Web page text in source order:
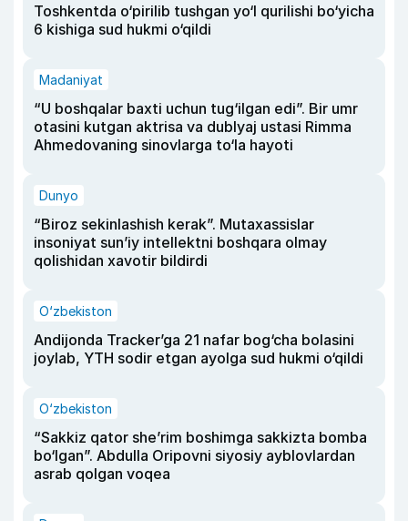
Toshkentda o‘pirilib tushgan yo‘l qurilishi bo‘yicha
6 kishiga sud hukmi o‘qildi
Madaniyat
“U boshqalar baxti uchun tug‘ilgan edi”. Bir umr
otasini kutgan aktrisa va dublyaj ustasi Rimma
Ahmedovaning sinovlarga to‘la hayoti
Dunyo
“Biroz sekinlashish kerak”. Mutaxassislar
insoniyat sun’iy intellektni boshqara olmay
qolishidan xavotir bildirdi
O‘zbekiston
Andijonda Tracker’ga 21 nafar bog‘cha bolasini
joylab, YTH sodir etgan ayolga sud hukmi o‘qildi
O‘zbekiston
“Sakkiz qator she’rim boshimga sakkizta bomba
bo‘lgan”. Abdulla Oripovni siyosiy ayblovlardan
asrab qolgan voqea